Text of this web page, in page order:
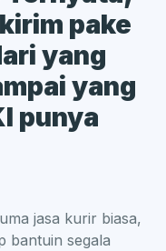
pake
yang
yang
punya
jasa kurir biasa,
bantuin segala